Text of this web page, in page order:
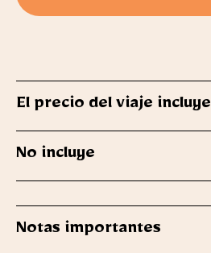
El precio del viaje incluye
No incluye
Notas importantes